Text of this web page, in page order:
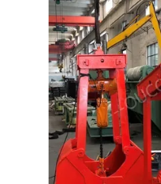
ΠΟΛΙΤΙΚΉ
ΑΠΟΡΡΉΤΟΥ